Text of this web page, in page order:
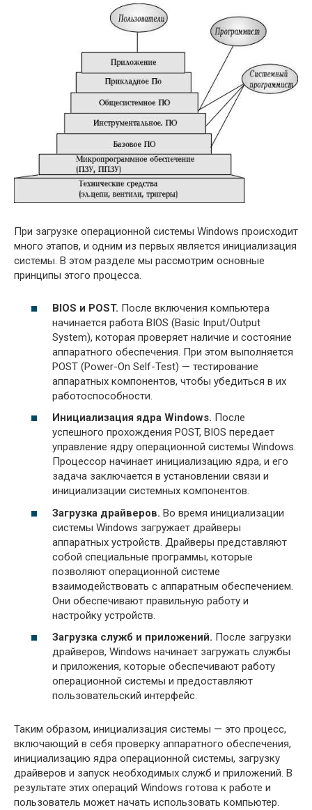
При загрузке операционной системы Windows происходит
много этапов, и одним из первых является инициализация
системы. В этом разделе мы рассмотрим основные
принципы этого процесса.
BIOS и POST. После включения компьютера
начинается работа BIOS (Basic Input/Output
System), которая проверяет наличие и состояние
аппаратного обеспечения. При этом выполняется
POST (Power-On Self-Test) — тестирование
аппаратных компонентов, чтобы убедиться в их
работоспособности.
Инициализация ядра Windows. После
успешного прохождения POST, BIOS передает
управление ядру операционной системы Windows.
Процессор начинает инициализацию ядра, и его
задача заключается в установлении связи и
инициализации системных компонентов.
Загрузка драйверов. Во время инициализации
системы Windows загружает драйверы
аппаратных устройств. Драйверы представляют
собой специальные программы, которые
позволяют операционной системе
взаимодействовать с аппаратным обеспечением.
Они обеспечивают правильную работу и
настройку устройств.
Загрузка служб и приложений. После загрузки
драйверов, Windows начинает загружать службы
и приложения, которые обеспечивают работу
операционной системы и предоставляют
пользовательский интерфейс.
Таким образом, инициализация системы — это процесс,
включающий в себя проверку аппаратного обеспечения,
инициализацию ядра операционной системы, загрузку
драйверов и запуск необходимых служб и приложений. В
результате этих операций Windows готова к работе и
пользователь может начать использовать компьютер.